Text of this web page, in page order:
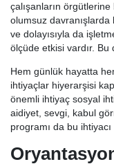
çalışanların
olumsuz davranışlarda
ve dolayısıyla da
ölçüde etkisi vardır. Bu
Hem günlük hayatta
ihtiyaçlar hiyerarşisi
önemli ihtiyaç sosyal
aidiyet, sevgi, kabul
programı da bu ihtiyacı